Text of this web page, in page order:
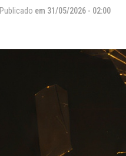
Publicado em 31/05/2026 - 02:00